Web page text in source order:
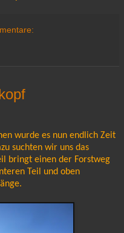
wurde es nun endlich Zeit
suchten wir uns das
bringt einen der Forstweg
Teil und oben